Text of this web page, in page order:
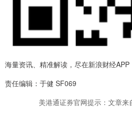
海量资讯、精准解读，尽在新浪财经APP
责任编辑：于健 SF069
美港通证券官网提示：文章来